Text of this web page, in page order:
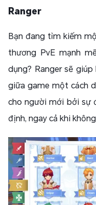
Ranger
Bạn đang tìm kiếm
thương PvE mạnh
dụng? Ranger sẽ
giữa game một cách
cho người mới bởi sự
định, ngay cả khi